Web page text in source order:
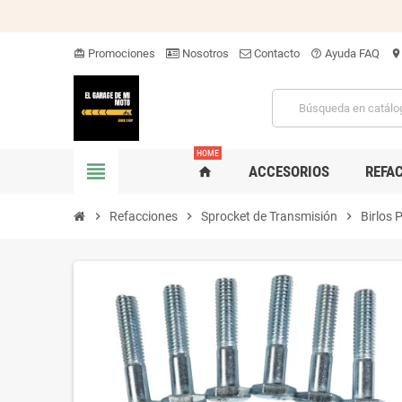
card_giftcard Promociones Nosotros Contacto help_outline Ayuda FAQ location_on
view_headline home
HOME
ACCESORIOS
chevron_right Refacciones chevron_right Sprocket de Transmisión chevron_right Birlos